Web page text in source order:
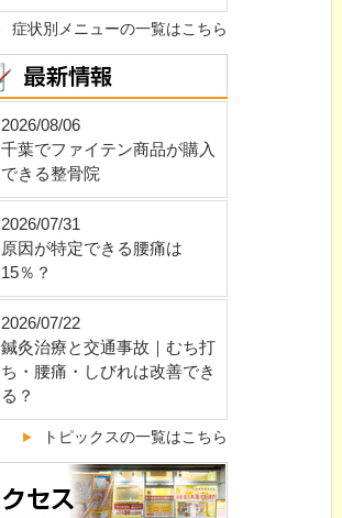
症状別メニューの一覧はこちら
2026/08/06
千葉でファイテン商品が購入
できる整骨院
2026/07/31
原因が特定できる腰痛は
15％？
2026/07/22
鍼灸治療と交通事故｜むち打
ち・腰痛・しびれは改善でき
る？
トピックスの一覧はこちら